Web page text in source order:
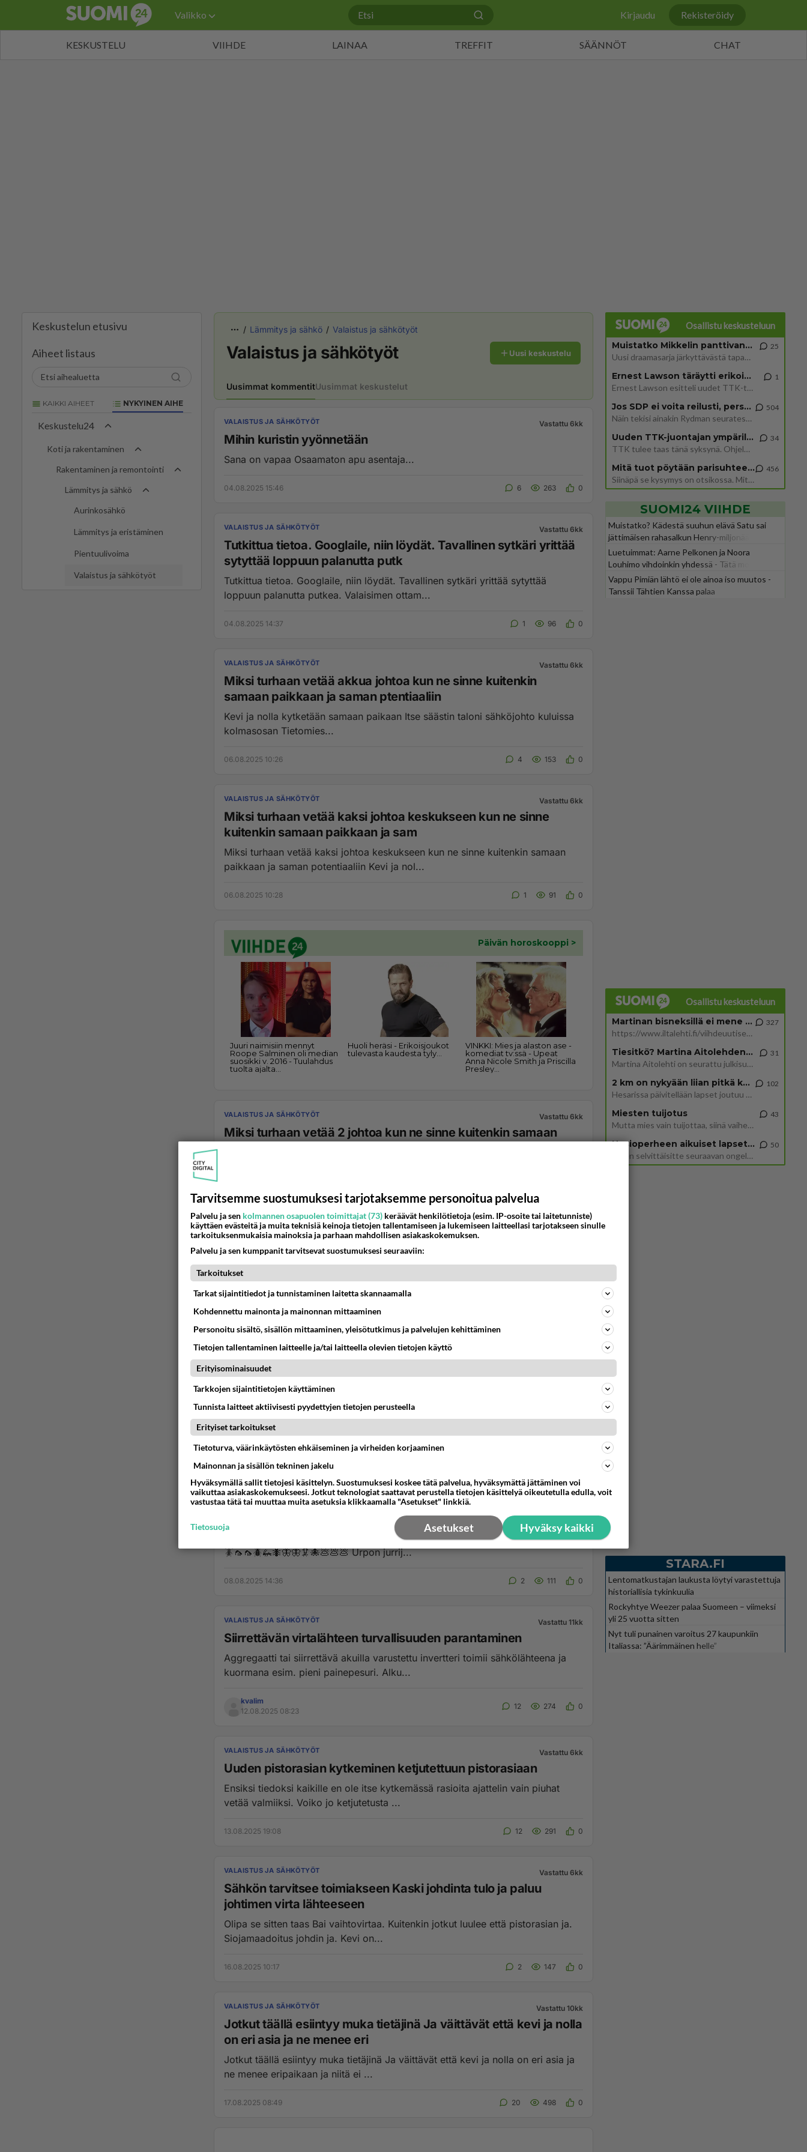
Valikko Kirjaudu Rekisteröidy
KESKUSTELU VIIHDE LAINAA TREFFIT SÄÄNNÖT CHAT
Keskustelun etusivu
Aiheet listaus
KAIKKI AIHEET NYKYINEN AIHE
Keskustelu24
Koti ja rakentaminen
Rakentaminen ja remontointi
Lämmitys ja sähkö
Aurinkosähkö
Lämmitys ja eristäminen
Pientuulivoima
Valaistus ja sähkötyöt
Lämmitys ja sähkö Valaistus ja sähkötyöt
Valaistus ja sähkötyöt Uusi keskustelu
Uusimmat kommentitUusimmat keskustelut
VALAISTUS JA SÄHKÖTYÖT Vastattu 6kk
Mihin kuristin yyönnetään
Sana on vapaa Osaamaton apu asentaja...
04.08.2025 15:46 6 263 0
VALAISTUS JA SÄHKÖTYÖT Vastattu 6kk
Tutkittua tietoa. Googlaile, niin löydät. Tavallinen sytkäri yrittää
sytyttää loppuun palanutta putk
Tutkittua tietoa. Googlaile, niin löydät. Tavallinen sytkäri yrittää sytyttää
loppuun palanutta putkea. Valaisimen ottam...
04.08.2025 14:37 1 96 0
VALAISTUS JA SÄHKÖTYÖT Vastattu 6kk
Miksi turhaan vetää akkua johtoa kun ne sinne kuitenkin
samaan paikkaan ja saman ptentiaaliin
Kevi ja nolla kytketään samaan paikaan Itse säästin taloni sähköjohto kuluissa
kolmasosan Tietomies...
06.08.2025 10:26 4 153 0
VALAISTUS JA SÄHKÖTYÖT Vastattu 6kk
Miksi turhaan vetää kaksi johtoa keskukseen kun ne sinne
kuitenkin samaan paikkaan ja sam
Miksi turhaan vetää kaksi johtoa keskukseen kun ne sinne kuitenkin samaan
paikkaan ja saman potentiaaliin Kevi ja nol...
06.08.2025 10:28 1 91 0
VALAISTUS JA SÄHKÖTYÖT Vastattu 6kk
Miksi turhaan vetää 2 johtoa kun ne sinne kuitenkin samaan
08.08.2025 09:17 4 193
VALAISTUS JA SÄHKÖTYÖT
Urpon jurrijeng Marin ei saanut bilettää Urpo paheksui.
Urpon jurrijengi Marin ei saanut bilettää Urpo paheksui. 💩💩💩💩💩💩💩💩🦟🪳🪰
🪳🦟🦟🪲🦗🐜🦋🦋🦑🐙💩💩💩 Urpon jurrij...
08.08.2025 14:36 2 111 0
VALAISTUS JA SÄHKÖTYÖT Vastattu 11kk
Siirrettävän virtalähteen turvallisuuden parantaminen
Aggregaatti tai siirrettävä akuilla varustettu invertteri toimii sähkölähteena ja
kuormana esim. pieni painepesuri. Alku...
kvalim
12.08.2025 08:23
12 274 0
VALAISTUS JA SÄHKÖTYÖT Vastattu 6kk
Uuden pistorasian kytkeminen ketjutettuun pistorasiaan
Ensiksi tiedoksi kaikille en ole itse kytkemässä rasioita ajattelin vain piuhat
vetää valmiiksi. Voiko jo ketjutetusta ...
13.08.2025 19:08 12 291 0
VALAISTUS JA SÄHKÖTYÖT Vastattu 6kk
Sähkön tarvitsee toimiakseen Kaski johdinta tulo ja paluu
johtimen virta lähteeseen
Olipa se sitten taas Bai vaihtovirtaa. Kuitenkin jotkut luulee että pistorasian ja.
Siojamaadoitus johdin ja. Kevi on...
16.08.2025 10:17 2 147 0
VALAISTUS JA SÄHKÖTYÖT Vastattu 10kk
Jotkut täällä esiintyy muka tietäjinä Ja väittävät että kevi ja nolla
on eri asia ja ne menee eri
Jotkut täällä esiintyy muka tietäjinä Ja väittävät että kevi ja nolla on eri asia ja
ne menee eripaikaan ja niitä ei ...
17.08.2025 08:49 20 498 0
Osallistu keskusteluun
Muistatko Mikkelin panttivankidraaman?
Uusi draamasarja järkyttävästä tapauksesta on tulossa. Tositapahtumiin perustuva sarja ammentaa vuoden 1986 Mikkelin pan
25
Ernest Lawson täräytti erikoisen heiton TTK-lehdistötilaisuudessa: " Onko tässä tarkoituksena...?"
Ernest Lawson esitteli uudet TTK-tähtioppilaat ja opettajat torstaina 6.8. lehdistölle. Tulevalla kaudella on yksi hausk
1
Jos SDP ei voita reilusti, persut kumoavat demokratian Suomesta
Näin tekisi ainakin Rydman seuratessaan idolinsa Trumpin mallia https://www.is.fi/politiikka/art-2000012187244.html
504
Uuden TTK-juontajan ympärillä epätietoisuus sakenee - Nyt MTV hämmentää soppaa
TTK tulee taas tänä syksynä. Ohjelman uudet tähtioppilaat julkistetaan torstaina 6. elokuuta klo 14 alkavassa lehdistö
34
Mitä tuot pöytään parisuhteessa?
Siinäpä se kysymys on otsikossa. Mitäpä siis tuot/toisit pöytään parisuhteessa? Oletko mies vai nainen? Koetko sen mitä
456
SUOMI24 VIIHDE
Muistatko? Kädestä suuhun elävä Satu sai
jättimäisen rahasalkun Henry-miljonääriltä
Luetuimmat: Aarne Pelkonen ja Noora
Louhimo vihdoinkin yhdessä - Tätä moni jo
odotti
Vappu Pimiän lähtö ei ole ainoa iso muutos -
Tanssii Tähtien Kanssa palaa
Osallistu keskusteluun
Martinan bisneksillä ei mene hyvin
https://www.iltalehti.fi/viihdeuutiset/a/c46da6ab-340f-4790-aaa7-0865eed2336 Yrityksen konkurssihakemus on tullut kärä
327
Tiesitkö? Martina Aitolehden isäpuoli on tämä suosittu laulaja
Martina Aitolehti on seurattu julkisuuden henkilö. Lähipiiriin mahtuu muitakin tunnettuja henkilöitä. Tiesitkö, että Ma
31
2 km on nykyään liian pitkä koulumatka
Hesarissa päivitellään lapset joutuu nyt kulkemaan 2 km kouluun jösses. Ruostefillarilla tuo matka menee vaikka miten äk
102
Miesten tuijotus
Mutta mies vain tuijottaa, siinä vaiheessa käännän itse pään pois. Mikä juttu? Yleensä jos joku tuijottaa tai katsoo, hä
43
Uusioperheen aikuiset lapset tyhjentää jääkaapin käydessään
Miten selvittäisitte seuraavan ongelman, meillä on uusioperhe, minulla teini-ikäiset lapset ja puolisolla aikuiset, jotk
50
STARA.FI
Lentomatkustajan laukusta löytyi varastettuja
historiallisia tykinkuulia
Rockyhtye Weezer palaa Suomeen – viimeksi
yli 25 vuotta sitten
Nyt tuli punainen varoitus 27 kaupunkiin
Italiassa: ”Äärimmäinen helle”
Tarvitsemme suostumuksesi tarjotaksemme personoitua palvelua
Palvelu ja sen kolmannen osapuolen toimittajat (73) keräävät henkilötietoja (esim. IP-osoite tai laitetunniste)
käyttäen evästeitä ja muita teknisiä keinoja tietojen tallentamiseen ja lukemiseen laitteellasi tarjotakseen sinulle
tarkoituksenmukaisia mainoksia ja parhaan mahdollisen asiakaskokemuksen.
Palvelu ja sen kumppanit tarvitsevat suostumuksesi seuraaviin:
Tarkoitukset
Tarkat sijaintitiedot ja tunnistaminen laitetta skannaamalla
Kohdennettu mainonta ja mainonnan mittaaminen
Personoitu sisältö, sisällön mittaaminen, yleisötutkimus ja palvelujen kehittäminen
Tietojen tallentaminen laitteelle ja/tai laitteella olevien tietojen käyttö
Erityisominaisuudet
Tarkkojen sijaintitietojen käyttäminen
Tunnista laitteet aktiivisesti pyydettyjen tietojen perusteella
Erityiset tarkoitukset
Tietoturva, väärinkäytösten ehkäiseminen ja virheiden korjaaminen
Mainonnan ja sisällön tekninen jakelu
Hyväksymällä sallit tietojesi käsittelyn. Suostumuksesi koskee tätä palvelua, hyväksymättä jättäminen voi
vaikuttaa asiakaskokemukseesi. Jotkut teknologiat saattavat perustella tietojen käsittelyä oikeutetulla edulla, voit
vastustaa tätä tai muuttaa muita asetuksia klikkaamalla "Asetukset" linkkiä.
Hyväksy kaikki
Asetukset
Tietosuoja